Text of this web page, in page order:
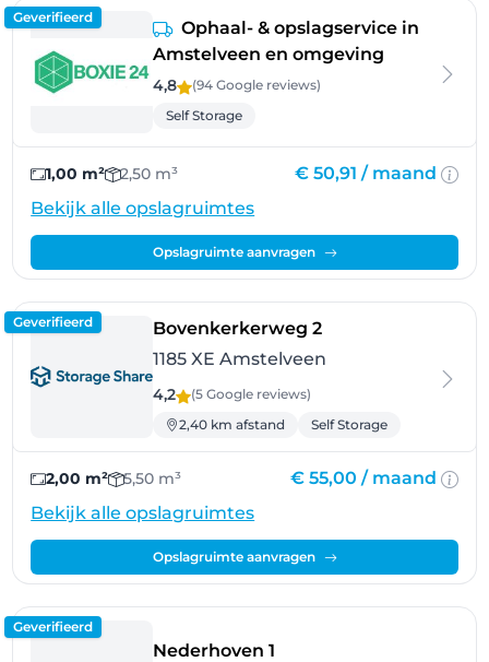
Geverifieerd
Ophaal- & opslagservice in
Amstelveen en omgeving
4,8 (94 Google reviews)
Self Storage
1,00 m² 2,50 m³ € 50,91 / maand
Bekijk alle opslagruimtes
Opslagruimte aanvragen
Geverifieerd Bovenkerkerweg 2- Amstelveen
1185 XE Amstelveen
4,2 (5 Google reviews)
2,40 km afstand
Self Storage
2,00 m² 5,50 m³ € 55,00 / maand
Bekijk alle opslagruimtes
Opslagruimte aanvragen
Geverifieerd
Nederhoven 1